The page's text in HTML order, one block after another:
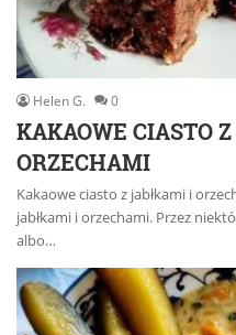
Helen G. 0
KAKAOWE CIASTO
ORZECHAMI
Kakaowe ciasto z jabłkami i
jabłkami i orzechami. Przez
albo…